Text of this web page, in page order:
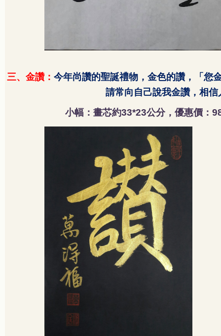
三、金讚： 今年尚讚的聖誕禮物，金色的讚，「您
請常向自己說我金讚，相信人生會
小幅：畫芯約33*23公分，優惠價：